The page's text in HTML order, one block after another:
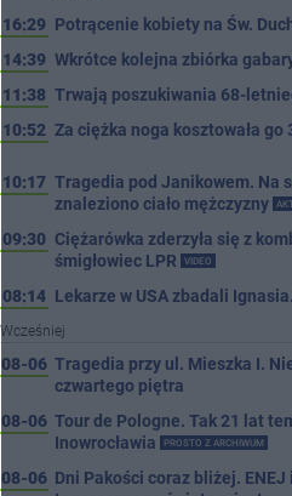
16:29 Potrącenie kobiety na Św.
14:39 Wkrótce kolejna zbiórka
11:38 Trwają poszukiwania 68-
10:52 Za ciężka noga kosztowała go
10:17 Tragedia pod Janikowem. Na
znaleziono ciało mężczyzny
09:30 Ciężarówka zderzyła się z
śmigłowiec LPR
VIDEO
08:14 Lekarze w USA zbadali
Wcześniej
08-06 Tragedia przy ul. Mieszka I.
czwartego piętra
08-06 Tour de Pologne. Tak 21 lat
Inowrocławia
PROSTO Z ARCHIWUM
08-06 Dni Pakości coraz bliżej. ENEJ